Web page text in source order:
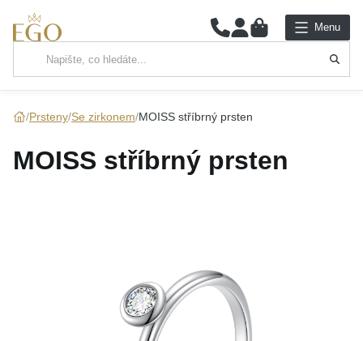
0 Menu
Hlavní kategorie
Prsteny Se zirkonem MOISS stříbrný prsten
MOISS stříbrný prsten